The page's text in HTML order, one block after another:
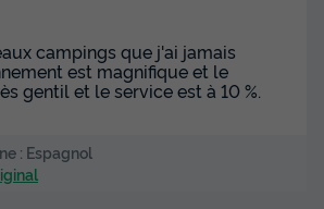
campings que j'ai jamais
est magnifique et le
gentil et le service est à 10 %.
: Espagnol